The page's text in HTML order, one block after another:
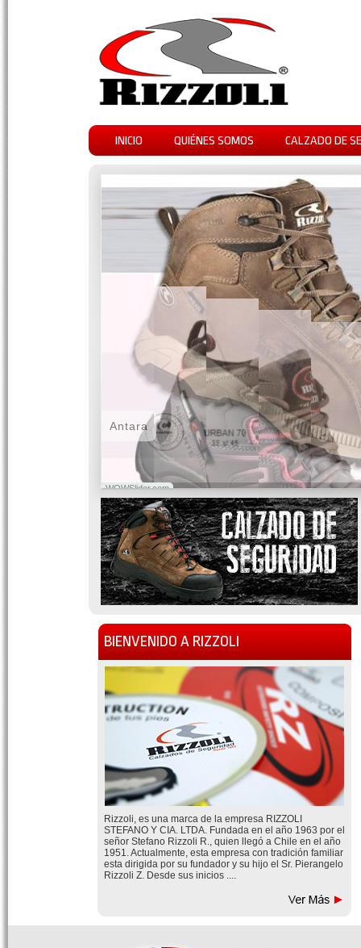
INICIO QUIÉNES SOMOS CALZADO DE
WOWSlider.com
Antara
BIENVENIDO A RIZZOLI
Rizzoli, es una marca de la empresa RIZZOLI
STEFANO Y CIA. LTDA. Fundada en el año 1963 por el
señor Stefano Rizzoli R., quien llegó a Chile en el año
1951. Actualmente, esta empresa con tradición familiar
esta dirigida por su fundador y su hijo el Sr. Pierangelo
Rizzoli Z. Desde sus inicios ....